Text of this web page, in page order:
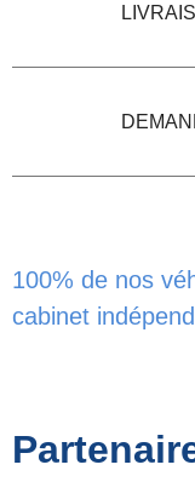
100% de nos
cabinet